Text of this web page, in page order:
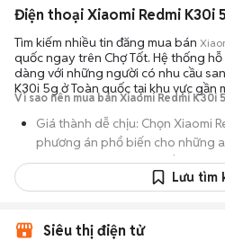
Tìm kiếm nhiều tin đăng mua bán
quốc ngay trên Chợ Tốt. Hệ thống
dàng với những người có nhu cầu
K30i 5g ở Toàn quốc tại khu vực gần
Vì sao nên mua bán Xiaomi Redmi K30i
Giá thành dễ chịu: Chọn Xiaomi
phương án phổ biến cho những
lượng nhưng không muốn chi trả
Đa dạng người bán: Bạn có thể
đầy đủ các phiên bản dung lượng
Lưu tìm
Siêu thị điện tử